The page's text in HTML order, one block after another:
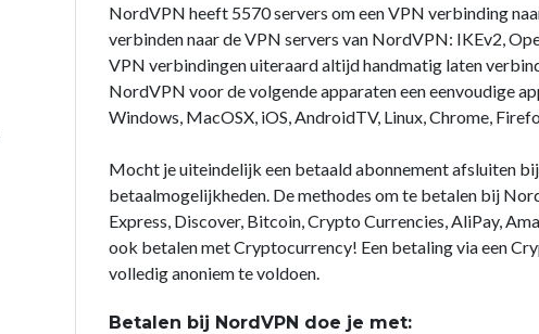
NordVPN heeft 5570 servers om een VPN verbinding
verbinden naar de VPN servers van NordVPN: IKEv2,
VPN verbindingen uiteraard altijd handmatig laten
NordVPN voor de volgende apparaten een eenvoudige
Windows, MacOSX, iOS, AndroidTV, Linux, Chrome,
Mocht je uiteindelijk een betaald abonnement afsluiten
betaalmogelijkheden. De methodes om te betalen bij
Express, Discover, Bitcoin, Crypto Currencies, AliPay,
ook betalen met Cryptocurrency! Een betaling via een
volledig anoniem te voldoen.
Betalen bij NordVPN doe je met: